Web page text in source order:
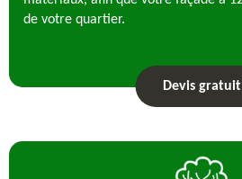
de votre quartier.
Devis gratuit